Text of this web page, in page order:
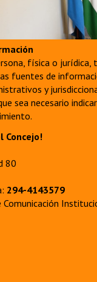
física o jurídica,
fuentes de
y
sea necesario
Concejo!
80
294-4143579
Comunicación